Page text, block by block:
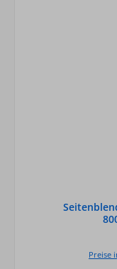
Preise